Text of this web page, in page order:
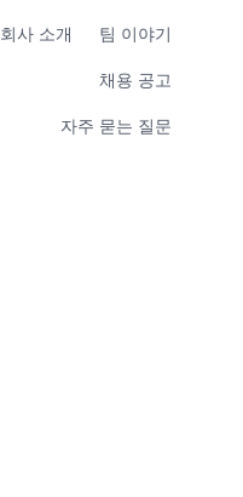
회사 소개 팀 이야기
채용 공고
자주 묻는 질문